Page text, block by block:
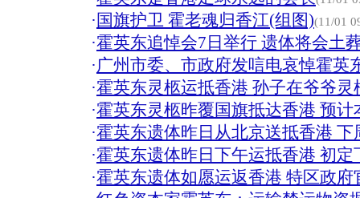
· 国旗护卫 霍老魂归香江(组图)(11/01
·霍英东追悼会7日举行 遗体将会土
·广州市委、市政府发唁电哀悼霍英
·霍英东灵柩运抵香港 孙子在爷爷灵
·霍英东灵柩昨覆国旗抵达香港 预计
·霍英东遗体昨日从北京送抵香港 下
·霍英东遗体昨日下午运抵香港 初定
·霍英东遗体如愿运返香港 特区政府